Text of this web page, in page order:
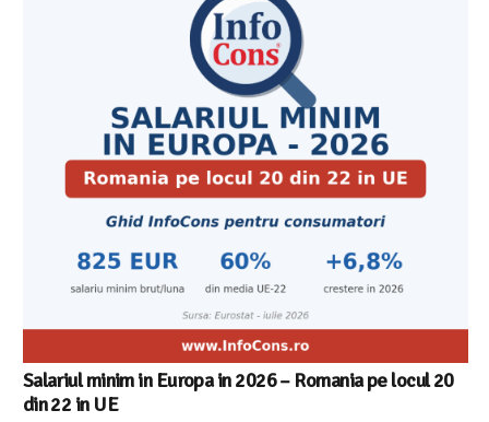
Salariul minim in Europa in 2026 – Romania pe locul 20
din 22 in UE